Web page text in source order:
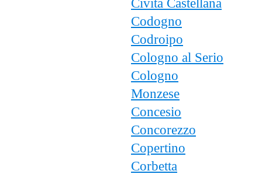
Codogno
Codroipo
Cologno al Serio
Cologno
Monzese
Concesio
Concorezzo
Copertino
Corbetta